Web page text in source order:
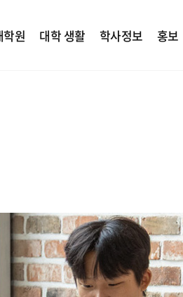
원 대학 생활 학사정보 홍보